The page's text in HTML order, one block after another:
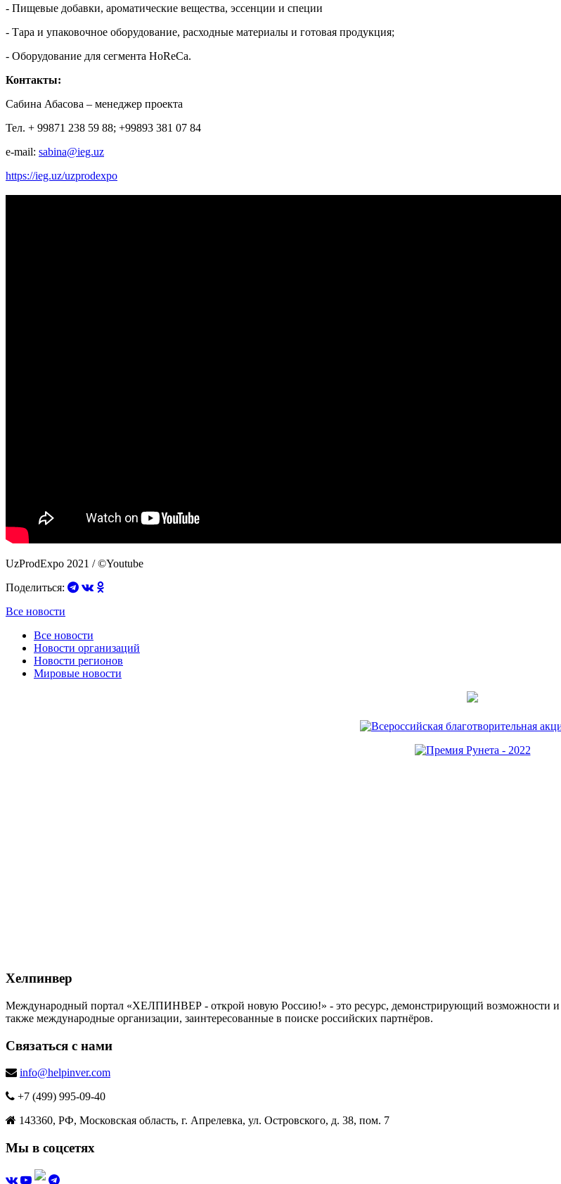
- Пищевые добавки, ароматические вещества, эссенции и специи
- Тара и упаковочное оборудование, расходные материалы и готовая продукция;
- Оборудование для сегмента HoReCa.
Контакты:
Сабина Абасова – менеджер проекта
Тел. + 99871 238 59 88; +99893 381 07 84
e-mail: sabina@ieg.uz
https://ieg.uz/uzprodexpo
UzProdExpo 2021 / ©Youtube
Поделиться:
Все новости
Все новости
Новости организаций
Новости регионов
Мировые новости
Хелпинвер
Международный портал «ХЕЛПИНВЕР - открой новую Россию!» - это ресурс, демонстрирующий возможности и
также международные организации, заинтересованные в поиске российских партнёров.
Связаться с нами
info@helpinver.com
+7 (499) 995-09-40
143360, РФ, Московская область, г. Апрелевка, ул. Островского, д. 38, пом. 7
Мы в соцсетях